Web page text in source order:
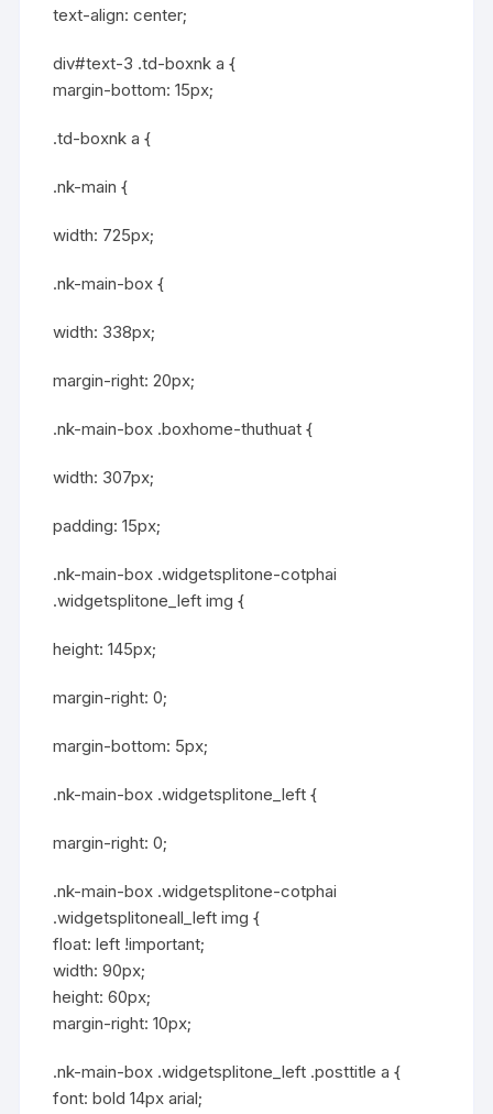
text-align: center;
div#text-3 .td-boxnk a {
margin-bottom: 15px;
.td-boxnk a {
.nk-main {
width: 725px;
.nk-main-box {
width: 338px;
margin-right: 20px;
.nk-main-box .boxhome-thuthuat {
width: 307px;
padding: 15px;
.nk-main-box .widgetsplitone-cotphai
.widgetsplitone_left img {
height: 145px;
margin-right: 0;
margin-bottom: 5px;
.nk-main-box .widgetsplitone_left {
margin-right: 0;
.nk-main-box .widgetsplitone-cotphai
.widgetsplitoneall_left img {
float: left !important;
width: 90px;
height: 60px;
margin-right: 10px;
.nk-main-box .widgetsplitone_left .posttitle a {
font: bold 14px arial;